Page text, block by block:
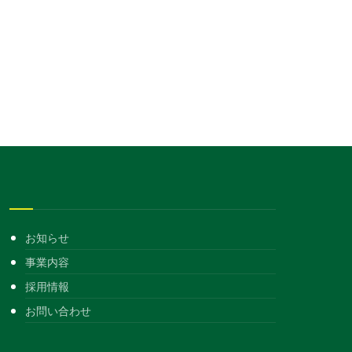
お知らせ
事業内容
採用情報
お問い合わせ